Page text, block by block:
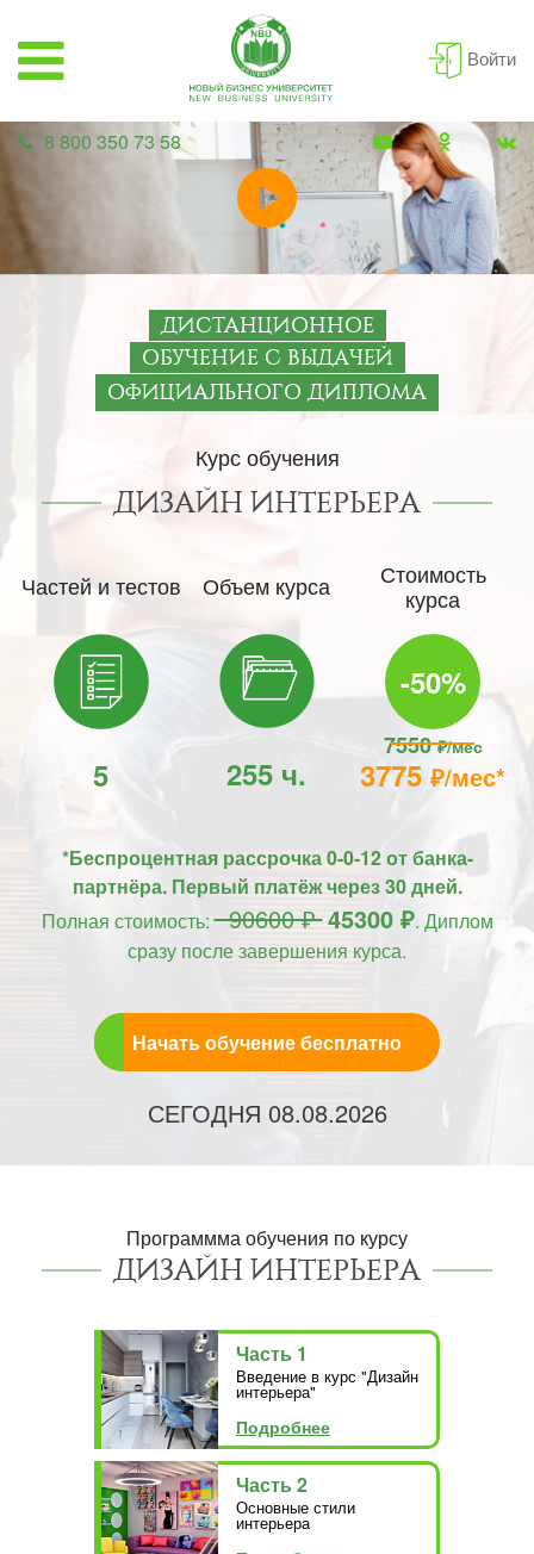
Войти
8 800 350 73 58
ДИСТАНЦИОННОЕ
ОБУЧЕНИЕ С ВЫДАЧЕЙ
ОФИЦИАЛЬНОГО ДИПЛОМА
Курс обучения
ДИЗАЙН ИНТЕРЬЕРА
Частей и тестов
5
Объем курса
255 ч.
Стоимость
курса
-50%
7550₽/мес
3775₽/мес*
*Беспроцентная рассрочка 0-0-12 от банка-
партнёра. Первый платёж через 30 дней.
Полная стоимость:90600 ₽45300 ₽. Диплом
сразу после завершения курса.
Начать обучение бесплатно
СЕГОДНЯ 08.08.2026
Программма обучения по курсу
ДИЗАЙН ИНТЕРЬЕРА
Часть 1
Введение в курс "Дизайн
интерьера"
Подробнее
Часть 2
Основные стили
интерьера